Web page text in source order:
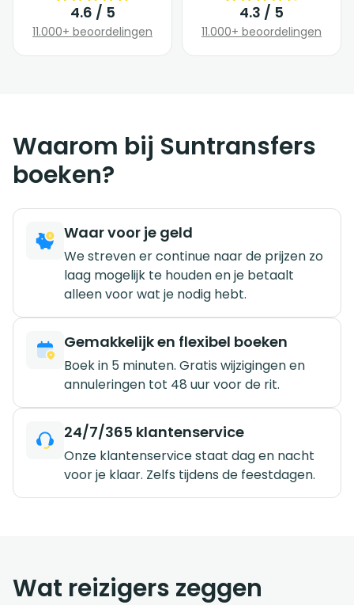
4.6 / 5
11.000+ beoordelingen
4.3 / 5
11.000+ beoordelingen
Waarom bij Suntransfers
boeken?
Waar voor je geld
We streven er continue naar de prijzen zo
laag mogelijk te houden en je betaalt
alleen voor wat je nodig hebt.
Gemakkelijk en flexibel boeken
Boek in 5 minuten. Gratis wijzigingen en
annuleringen tot 48 uur voor de rit.
24/7/365 klantenservice
Onze klantenservice staat dag en nacht
voor je klaar. Zelfs tijdens de feestdagen.
Wat reizigers zeggen